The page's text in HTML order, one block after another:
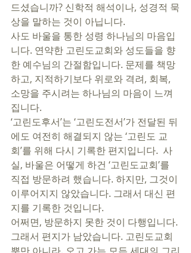
드셨습니까? 신학적 해석이나, 성경적 묵
상을 말하는 것이 아닙니다.
사도 바울을 통한 성령 하나님의 마음입
니다. 연약한 고린도교회와 성도들을 향
한 예수님의 간절함입니다. 문제를 책망
하고, 지적하기보다 위로와 격려, 회복,
소망을 주시려는 하나님의 마음이 느껴
집니다.
‘고린도후서’는 ‘고린도전서’가 전달된 뒤
에도 여전히 해결되지 않는 ‘고린도 교
회’를 위해 다시 기록한 편지입니다.  사
실, 바울은 어떻게 하건 ‘고린도교회’를
직접 방문하려 했습니다. 하지만, 그것이
이루어지지 않았습니다. 그래서 대신 편
지를 기록한 것입니다.
어쩌면, 방문하지 못한 것이 다행입니다.
그래서 편지가 남았습니다. 고린도교회